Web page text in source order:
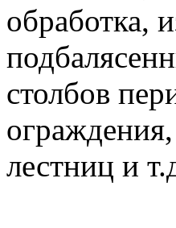
обработка,
столбов
лестниц и